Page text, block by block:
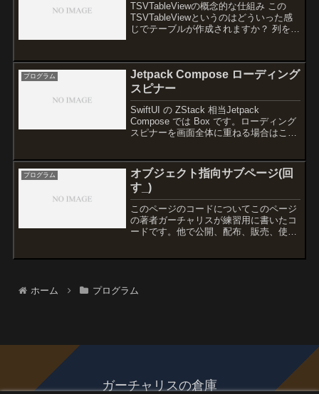
TSVTableViewの概念的な仕組み この
TSVTableViewというのはどういった感
じでテーブルが作成されますか？ 列を作
示させる。といった感じなのでしょう
か？...
プログラム
Jetpack Compose ローディング
スピナー
SwiftUI の ZStack 相当Jetpack
Compose では Box です。ローディング
スピナーを画面全体に重ねる場合はこん
プログラム
オブジェクト指向サブページ(回
す_)
このページのコードについてこのページ
の著者ガーチャリスが練習用に書いたコ
ードです。他で公開、配布、販売、使用
ホーム
プログラム
ガーチャリスの倉庫